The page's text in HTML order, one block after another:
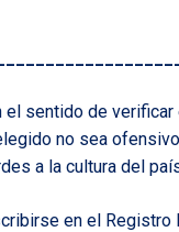
el sentido de
no sea
a la cultura del
en el Registro